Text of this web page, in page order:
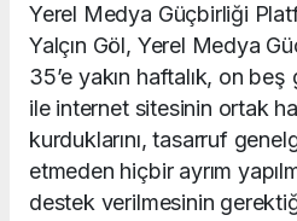
Yerel Medya Güçbirliği
Yalçın Göl, Yerel Medya
35’e yakın haftalık, on
ile internet sitesinin ortak
kurduklarını, tasarruf
etmeden hiçbir ayrım
destek verilmesinin